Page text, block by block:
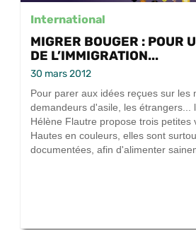
International
MIGRER BOUGER : POUR
DE L’IMMIGRATION...
30 mars 2012
Pour parer aux idées reçues sur les
demandeurs d'asile, les étrangers...
Hélène Flautre propose trois petites
Hautes en couleurs, elles sont
documentées, afin d'alimenter